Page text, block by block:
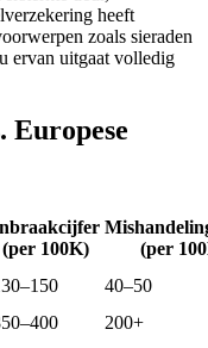
heeft
zoals sieraden
ervan uitgaat volledig
Europese
(per 100K)
(per
40–50
200+